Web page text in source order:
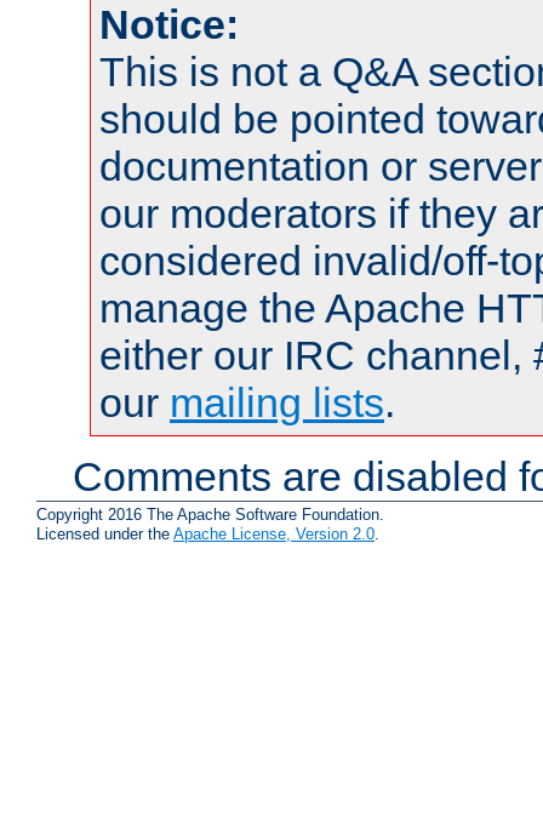
Notice:
This is not a Q&A
should be pointed
documentation or
our moderators if they
considered invalid/off-
manage the Apache
either our IRC channel,
our mailing lists.
Comments are disabled
Copyright 2016 The Apache Software Foundation.
Licensed under the Apache License, Version 2.0.